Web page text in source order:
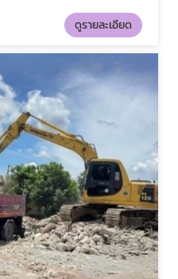
ดูรายละเอียด